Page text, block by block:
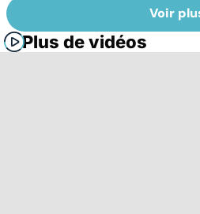
Voir
Plus de vidéos